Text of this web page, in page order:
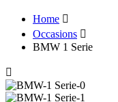
Home
Occasions
BMW 1 Serie